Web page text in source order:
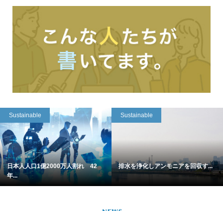
Sustainable
日本人人口1億2000万人割れ 42
年...
Sustainable
排水を浄化しアンモニアを回収す...